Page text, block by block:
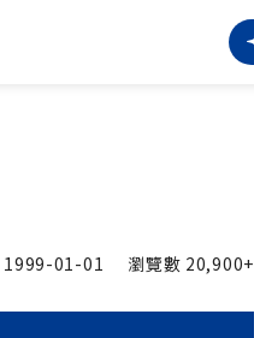
1999-01-01 瀏覽數 20,900+